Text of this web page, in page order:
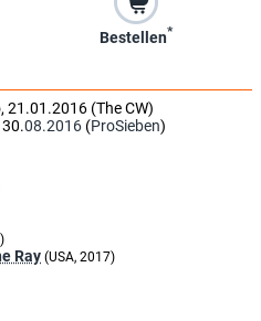
Bestellen*
21.01.2016 (The CW)
30.08.2016 (ProSieben)
Ray (USA, 2017)